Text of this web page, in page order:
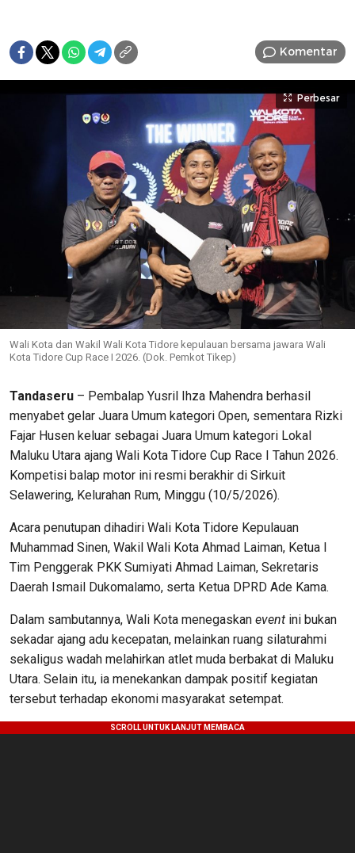
Komentar
Perbesar
Wali Kota dan Wakil Wali Kota Tidore kepulauan bersama jawara Wali
Kota Tidore Cup Race I 2026. (Dok. Pemkot Tikep)
Tandaseru – Pembalap Yusril Ihza Mahendra berhasil
menyabet gelar Juara Umum kategori Open, sementara Rizki
Fajar Husen keluar sebagai Juara Umum kategori Lokal
Maluku Utara ajang Wali Kota Tidore Cup Race I Tahun 2026.
Kompetisi balap motor ini resmi berakhir di Sirkuit
Selawering, Kelurahan Rum, Minggu (10/5/2026).
Acara penutupan dihadiri Wali Kota Tidore Kepulauan
Muhammad Sinen, Wakil Wali Kota Ahmad Laiman, Ketua I
Tim Penggerak PKK Sumiyati Ahmad Laiman, Sekretaris
Daerah Ismail Dukomalamo, serta Ketua DPRD Ade Kama.
Dalam sambutannya, Wali Kota menegaskan event ini bukan
sekadar ajang adu kecepatan, melainkan ruang silaturahmi
sekaligus wadah melahirkan atlet muda berbakat di Maluku
Utara. Selain itu, ia menekankan dampak positif kegiatan
tersebut terhadap ekonomi masyarakat setempat.